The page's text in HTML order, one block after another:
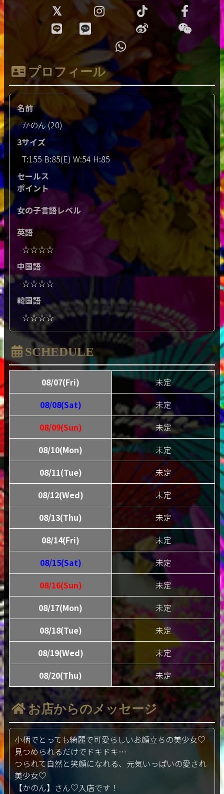
プロフィール
名前
かのん (20)
3サイズ
T:155 B:85(E) W:54 H:85
セールス
ポイント
女の子言語レベル
英語
☆☆☆☆
中国語
☆☆☆☆
韓国語
☆☆☆☆
SCHEDULE
08/07(Fri)
未定
08/08(Sat)
未定
08/09(Sun)
未定
08/10(Mon)
未定
08/11(Tue)
未定
08/12(Wed)
未定
08/13(Thu)
未定
08/14(Fri)
未定
08/15(Sat)
未定
08/16(Sun)
未定
08/17(Mon)
未定
08/18(Tue)
未定
08/19(Wed)
未定
08/20(Thu)
未定
お店からのメッセージ
小柄でとっても綺麗で可愛らしいお顔立ちの美少女♡
見つめられるだけでドキドキ…
つられて自然と笑顔になれる、元気いっぱいの愛され
美少女♡
【かのん】さん♡入店です！